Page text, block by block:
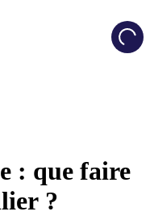
: que faire
?